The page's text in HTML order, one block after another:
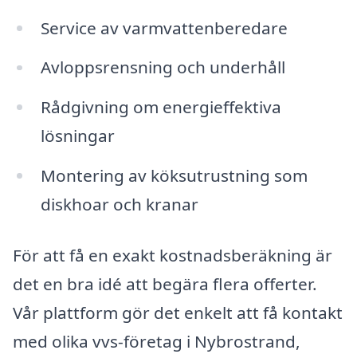
Service av varmvattenberedare
Avloppsrensning och underhåll
Rådgivning om energieffektiva
lösningar
Montering av köksutrustning som
diskhoar och kranar
För att få en exakt kostnadsberäkning är
det en bra idé att begära flera offerter.
Vår plattform gör det enkelt att få kontakt
med olika vvs-företag i Nybrostrand,